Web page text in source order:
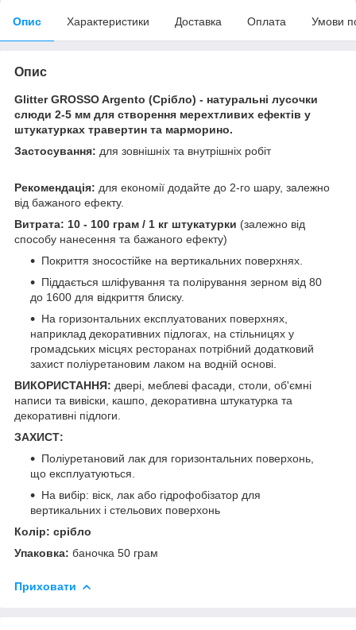
Опис Характеристики Доставка Оплата Умови
Опис
Glitter GROSSO Argento (Срібло) - натуральні лусочки
слюди 2-5 мм для створення мерехтливих ефектів у
штукатурках травертин та марморино.
Застосування: для зовнішніх та внутрішніх робіт
Рекомендація: для економії додайте до 2-го шару, залежно
від бажаного ефекту.
Витрата: 10 - 100 грам / 1 кг штукатурки (залежно від
способу нанесення та бажаного ефекту)
Покриття зносостійке на вертикальних поверхнях.
Піддається шліфування та полірування зерном від 80
до 1600 для відкриття блиску.
На горизонтальних експлуатованих поверхнях,
наприклад декоративних підлогах, на стільницях у
громадських місцях ресторанах потрібний додатковий
захист поліуретановим лаком на водній основі.
ВИКОРИСТАННЯ: двері, меблеві фасади, столи, об'ємні
написи та вивіски, кашпо, декоративна штукатурка та
декоративні підлоги.
ЗАХИСТ:
Поліуретановий лак для горизонтальних поверхонь,
що експлуатуються.
На вибір: віск, лак або гідрофобізатор для
вертикальних і стельових поверхонь
Колір: срібло
Упаковка: баночка 50 грам
Приховати